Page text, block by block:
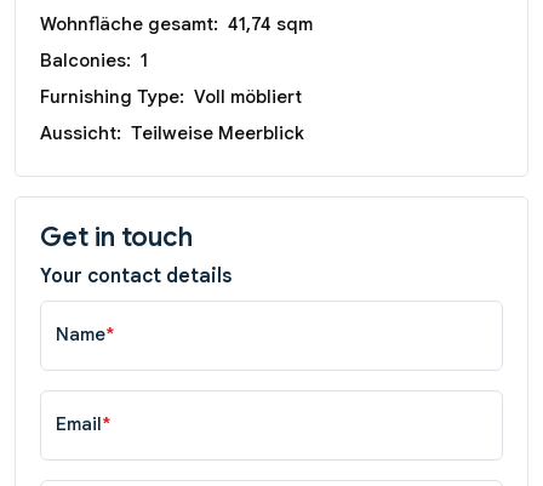
Wohnfläche gesamt: 41,74 sqm
Balconies: 1
Furnishing Type: Voll möbliert
Aussicht: Teilweise Meerblick
Get in touch
Your contact details
Name*
Email*